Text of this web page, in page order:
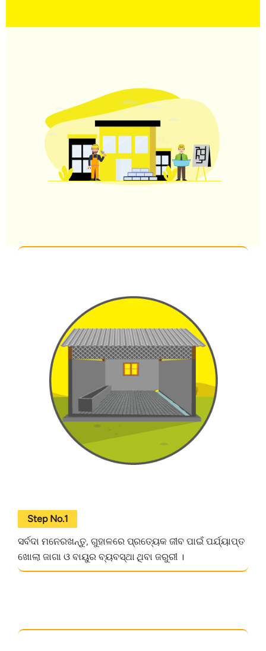
Step No.1
ସର୍ବଦା ମନେରଖନ୍ତୁ, ଗୁହାଳରେ ପ୍ରତ୍ୟେକ ଜୀବ ପାଇଁ ପର୍ଯ୍ୟାପ୍ତ
ଖୋଲା ଜାଗା ଓ ବାୟୁର ବ୍ୟବସ୍ଥା ଥିବା ଜରୁରୀ ।